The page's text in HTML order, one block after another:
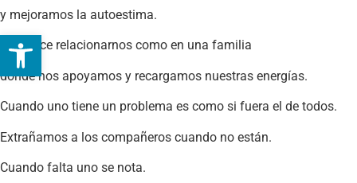
Abrir barra de herramientas
y mejoramos la autoestima.
Nos hace relacionarnos como en una familia
donde nos apoyamos y recargamos nuestras energías.
Cuando uno tiene un problema es como si fuera el de todos.
Extrañamos a los compañeros cuando no están.
Cuando falta uno se nota.